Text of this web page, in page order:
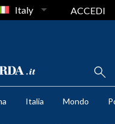
Italy ACCEDI
Italia Mondo